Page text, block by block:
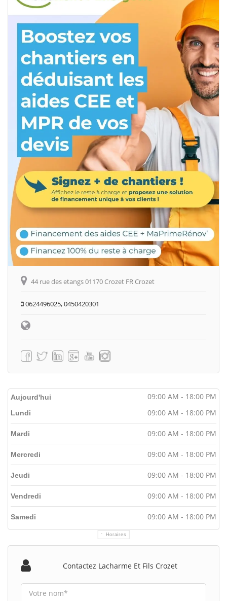
44 rue des etangs 01170 Crozet FR Crozet
0624496025, 0450420301
Aujourd'hui 09:00 AM - 18:00 PM
Horaires
Lundi 09:00 AM - 18:00 PM
Mardi 09:00 AM - 18:00 PM
Mercredi 09:00 AM - 18:00 PM
Jeudi 09:00 AM - 18:00 PM
Vendredi 09:00 AM - 18:00 PM
Samedi 09:00 AM - 18:00 PM
Contactez Lacharme Et Fils Crozet